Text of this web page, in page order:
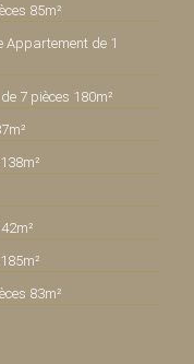
85m²
Appartement de 1
7 pièces 180m²
83m²